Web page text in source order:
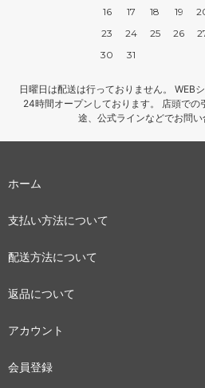
16
17 18 19
23
24 25 26
30
31
日曜日は配送は行っておりません。 WEB
24時間オープンしております。 店頭で
途、公式ラインなどでお問い
ホーム
支払い方法について
配送方法について
返品について
アカウント
会員登録